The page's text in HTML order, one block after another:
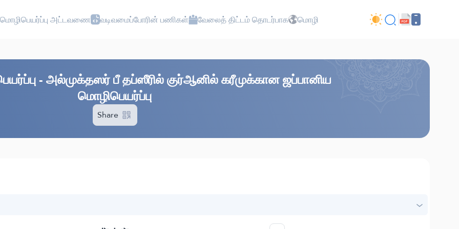
மொழிபெயர்ப்பு அட்டவணை வடிவமைப்போரின் பணிகள் வேலைத் திட்டம் தொடர்பாக மொழி
- அல்முக்தஸர் பீ தப்ஸீரில் குர்ஆனில் கரீமுக்கான ஜப்பானிய
மொழிபெயர்ப்பு
Share